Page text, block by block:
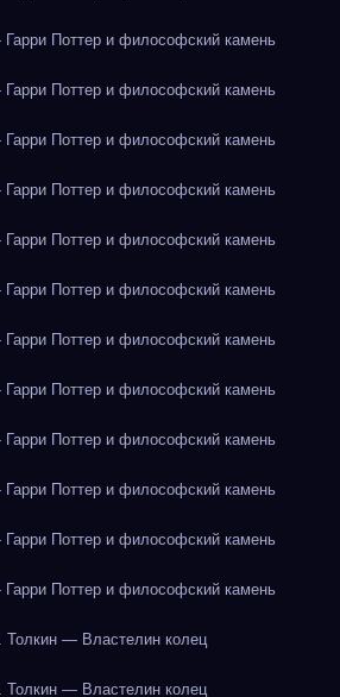
Поттер и философский камень
Поттер и философский камень
Поттер и философский камень
Поттер и философский камень
Поттер и философский камень
Поттер и философский камень
Поттер и философский камень
Поттер и философский камень
Поттер и философский камень
Поттер и философский камень
Поттер и философский камень
Поттер и философский камень
— Властелин колец
— Властелин колец